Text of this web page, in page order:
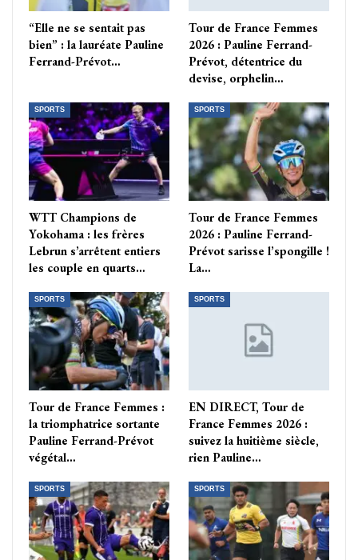
“Elle ne se sentait pas
bien” : la lauréate Pauline
Ferrand-Prévot…
Tour de France Femmes
2026 : Pauline Ferrand-
Prévot, détentrice du
devise, orphelin…
SPORTS
WTT Champions de
Yokohama : les frères
Lebrun s’arrêtent entiers
les couple en quarts…
SPORTS
Tour de France Femmes
2026 : Pauline Ferrand-
Prévot sarisse l’spongille !
La…
SPORTS
Tour de France Femmes :
la triomphatrice sortante
Pauline Ferrand-Prévot
végétal…
SPORTS
EN DIRECT, Tour de
France Femmes 2026 :
suivez la huitième siècle,
rien Pauline…
SPORTS SPORTS